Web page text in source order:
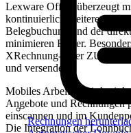
Rechnungen
Lexware Office überzeugt
kontinuierlich
Belegbuchung und der
minimieren Fehler.
XRechnung- oder
und versenden.
Mobiles Arbeiten wird mit
Angebote und Rechnungen
einscannen und im
Die Integration der